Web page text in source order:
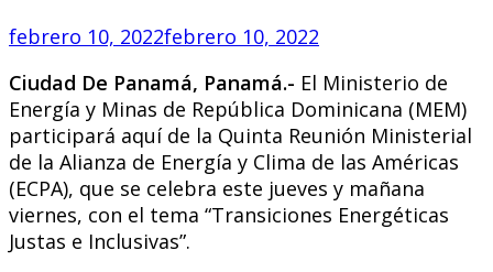
febrero 10, 2022febrero 10, 2022
Ciudad De Panamá, Panamá.- El Ministerio de
Energía y Minas de República Dominicana (MEM)
participará aquí de la Quinta Reunión Ministerial
de la Alianza de Energía y Clima de las Américas
(ECPA), que se celebra este jueves y mañana
viernes, con el tema “Transiciones Energéticas
Justas e Inclusivas”.